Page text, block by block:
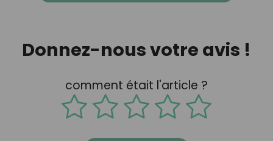
Donnez-nous votre avis !
comment était l'article ?